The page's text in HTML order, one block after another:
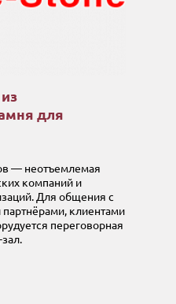
для
— неотъемлемая
компаний и
Для общения с
клиентами
переговорная